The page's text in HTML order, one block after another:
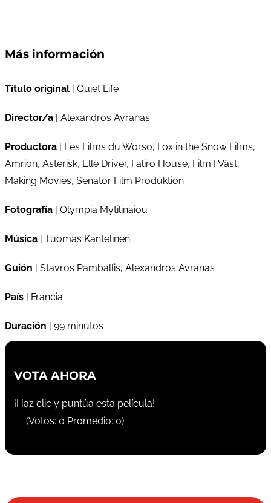
Más información
Título original | Quiet Life
Director/a | Alexandros Avranas
Productora | Les Films du Worso, Fox in the Snow Films,
Amrion, Asterisk, Elle Driver, Faliro House, Film I Väst,
Making Movies, Senator Film Produktion
Fotografía | Olympia Mytilinaiou
Música | Tuomas Kantelinen
Guión | Stavros Pamballis, Alexandros Avranas
País | Francia
Duración | 99 minutos
VOTA AHORA
¡Haz clic y puntúa esta película!
(Votos: 0 Promedio: 0)